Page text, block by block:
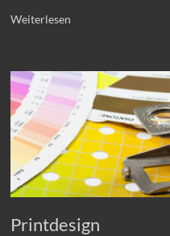
Weiterlesen
Printdesign